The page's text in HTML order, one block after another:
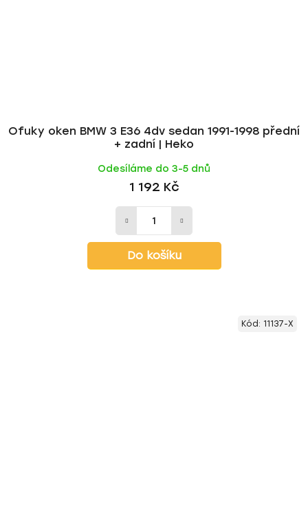
Ofuky oken BMW 3 E36 4dv sedan 1991-1998 přední
+ zadní | Heko
Odesíláme do 3-5 dnů
1 192 Kč
Do košíku
Kód: 11137-X